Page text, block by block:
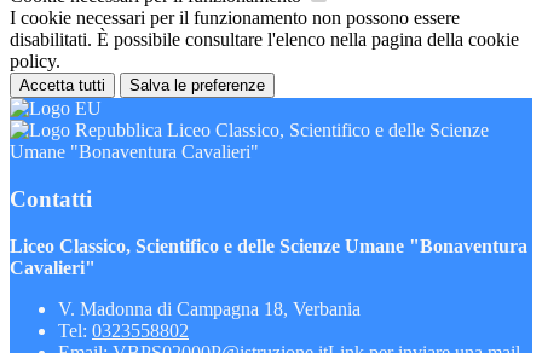
I cookie necessari per il funzionamento non possono essere
disabilitati. È possibile consultare l'elenco nella pagina della cookie
policy.
Accetta tutti Salva le preferenze
Liceo Classico, Scientifico e delle Scienze
Umane "Bonaventura Cavalieri"
Contatti
Liceo Classico, Scientifico e delle Scienze Umane "Bonaventura
Cavalieri"
V. Madonna di Campagna 18, Verbania
Tel: 0323558802